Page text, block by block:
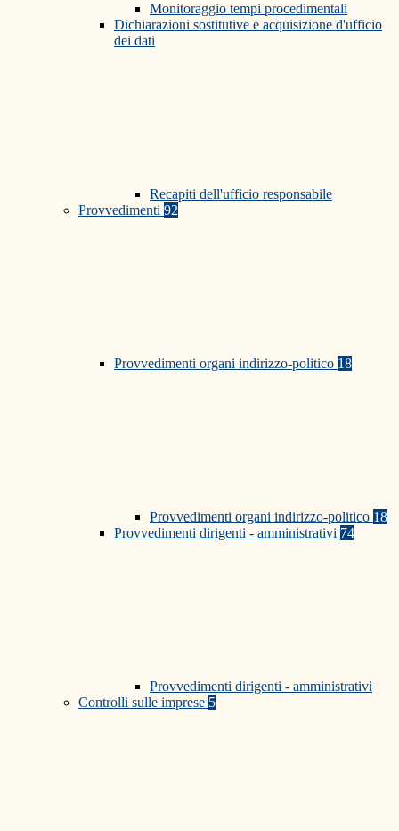
Monitoraggio tempi procedimentali
Dichiarazioni sostitutive e acquisizione d'ufficio
dei dati
Recapiti dell'ufficio responsabile
Provvedimenti 92
Provvedimenti organi indirizzo-politico 18
Provvedimenti organi indirizzo-politico 18
Provvedimenti dirigenti - amministrativi 74
Provvedimenti dirigenti - amministrativi
Controlli sulle imprese 5